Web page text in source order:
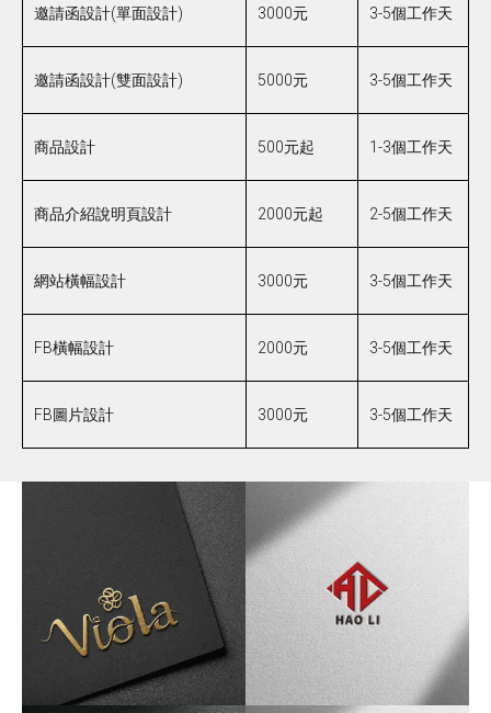
邀請函設計(單面設計) 3000元 3-5個工作天
邀請函設計(雙面設計) 5000元 3-5個工作天
商品設計 500元起 1-3個工作天
商品介紹說明頁設計 2000元起 2-5個工作天
網站橫幅設計 3000元 3-5個工作天
FB橫幅設計 2000元 3-5個工作天
FB圖片設計 3000元 3-5個工作天